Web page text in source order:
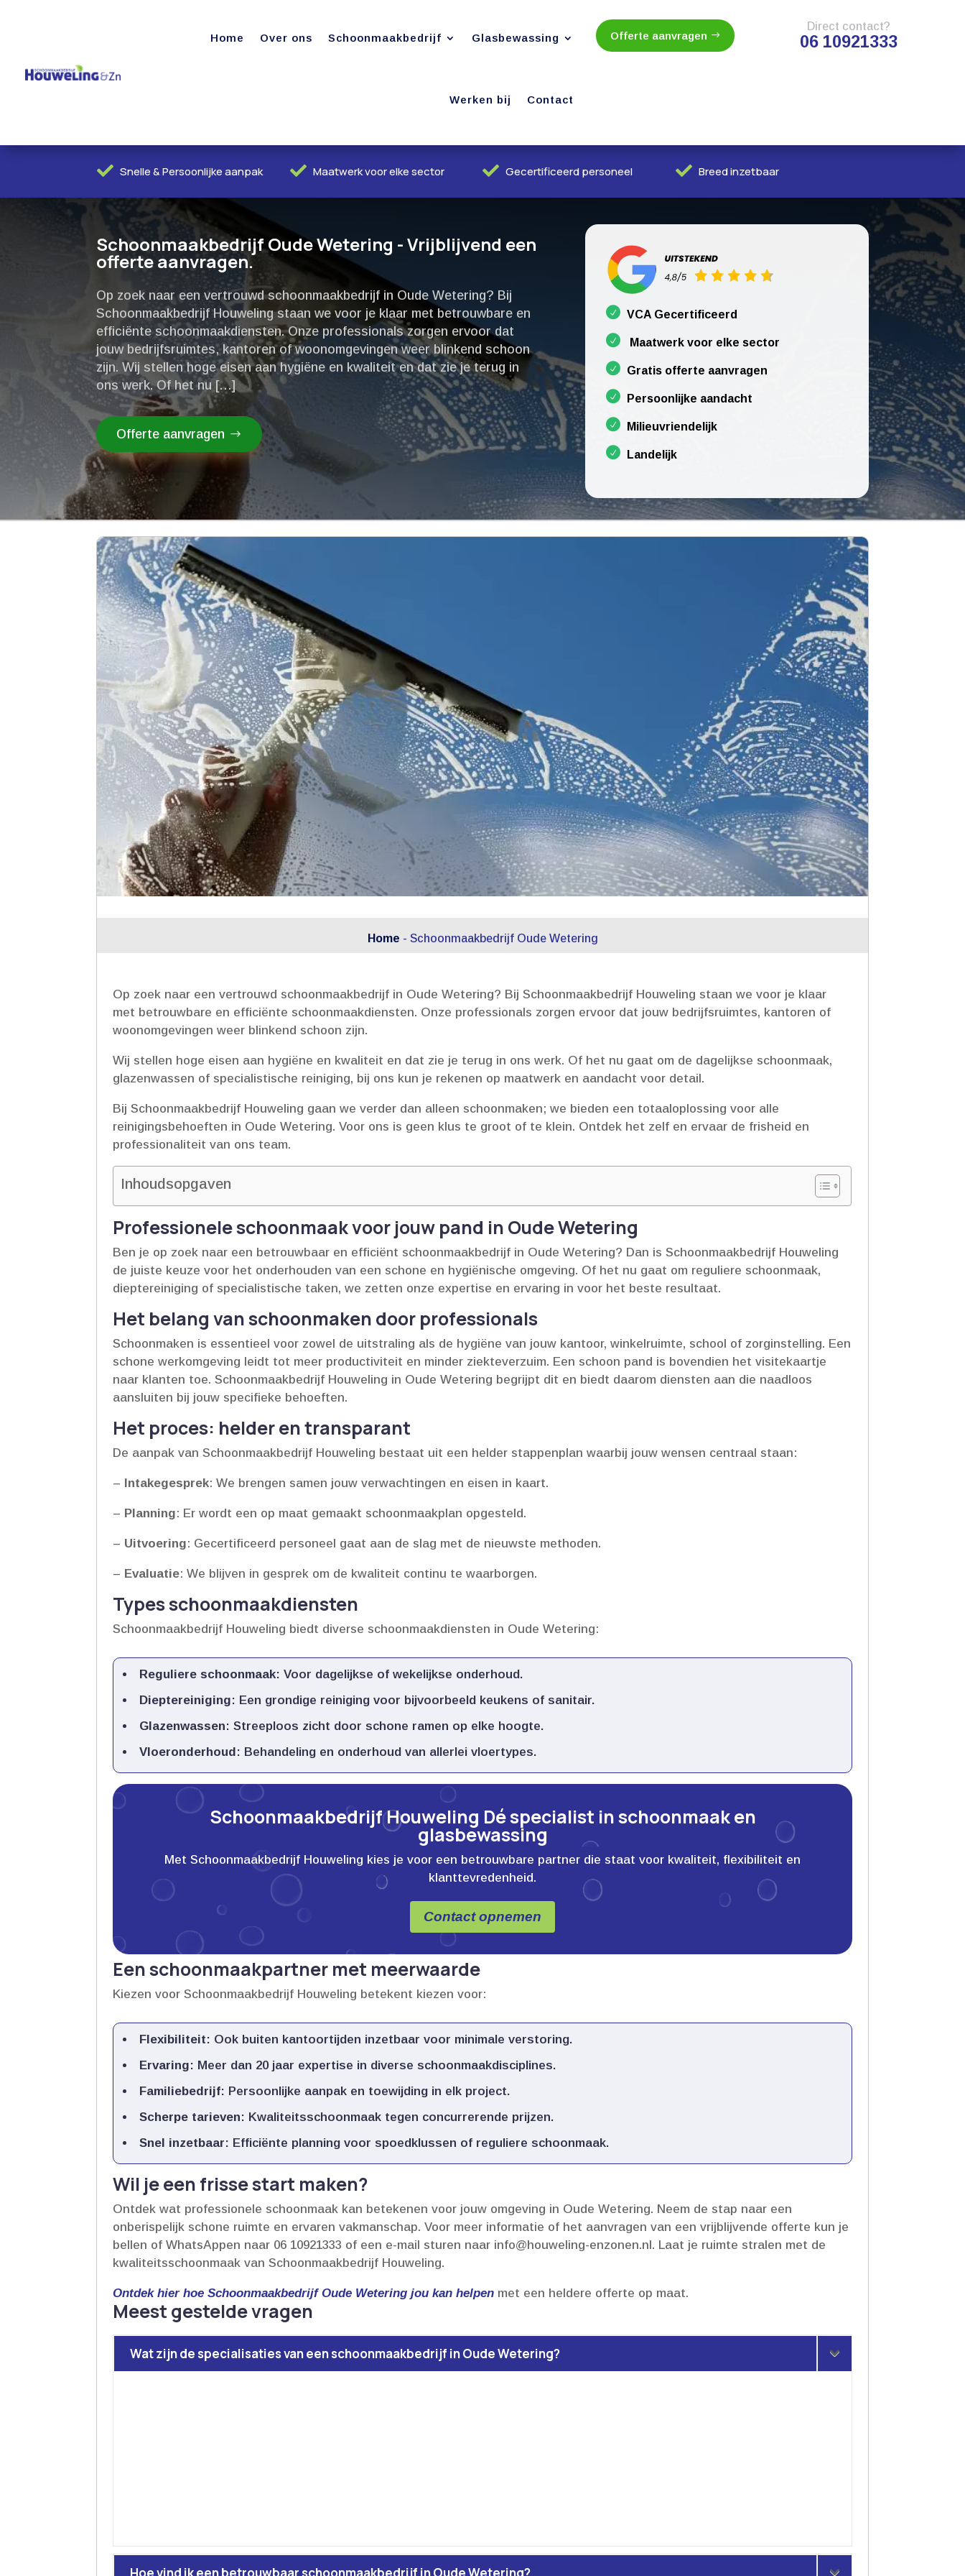
Home Over ons Schoonmaakbedrijf Glasbewassing
Werken bij Contact
Offerte aanvragen
Direct contact?
06 10921333
 Snelle & Persoonlijke aanpak  Maatwerk voor elke sector  Gecertificeerd personeel  Breed inzetbaar
Schoonmaakbedrijf Oude Wetering - Vrijblijvend een
offerte aanvragen.
Op zoek naar een vertrouwd schoonmaakbedrijf in Oude Wetering? Bij
Schoonmaakbedrijf Houweling staan we voor je klaar met betrouwbare en
efficiënte schoonmaakdiensten.​ Onze professionals zorgen ervoor dat
jouw bedrijfsruimtes, kantoren of woonomgevingen weer blinkend schoon
zijn.​ Wij stellen hoge eisen aan hygiëne en kwaliteit en dat zie je terug in
ons werk.​ Of het nu […]
Offerte aanvragen
VCA Gecertificeerd
Maatwerk voor elke sector
Gratis offerte aanvragen
Persoonlijke aandacht
Milieuvriendelijk
Landelijk
Home - Schoonmaakbedrijf Oude Wetering
Op zoek naar een vertrouwd schoonmaakbedrijf in Oude Wetering? Bij Schoonmaakbedrijf Houweling staan we voor je klaar
met betrouwbare en efficiënte schoonmaakdiensten.​ Onze professionals zorgen ervoor dat jouw bedrijfsruimtes, kantoren of
woonomgevingen weer blinkend schoon zijn.​
Wij stellen hoge eisen aan hygiëne en kwaliteit en dat zie je terug in ons werk.​ Of het nu gaat om de dagelijkse schoonmaak,
glazenwassen of specialistische reiniging, bij ons kun je rekenen op maatwerk en aandacht voor detail.​
Bij Schoonmaakbedrijf Houweling gaan we verder dan alleen schoonmaken; we bieden een totaaloplossing voor alle
reinigingsbehoeften in Oude Wetering.​ Voor ons is geen klus te groot of te klein.​ Ontdek het zelf en ervaar de frisheid en
professionaliteit van ons team.​
Inhoudsopgaven
Professionele schoonmaak voor jouw pand in Oude Wetering
Ben je op zoek naar een betrouwbaar en efficiënt schoonmaakbedrijf in Oude Wetering? Dan is Schoonmaakbedrijf Houweling
de juiste keuze voor het onderhouden van een schone en hygiënische omgeving.​ Of het nu gaat om reguliere schoonmaak,
dieptereiniging of specialistische taken, we zetten onze expertise en ervaring in voor het beste resultaat.​
Het belang van schoonmaken door professionals
Schoonmaken is essentieel voor zowel de uitstraling als de hygiëne van jouw kantoor, winkelruimte, school of zorginstelling.​ Een
schone werkomgeving leidt tot meer productiviteit en minder ziekteverzuim.​ Een schoon pand is bovendien het visitekaartje
naar klanten toe.​ Schoonmaakbedrijf Houweling in Oude Wetering begrijpt dit en biedt daarom diensten aan die naadloos
aansluiten bij jouw specifieke behoeften.​
Het proces: helder en transparant
De aanpak van Schoonmaakbedrijf Houweling bestaat uit een helder stappenplan waarbij jouw wensen centraal staan:
– Intakegesprek: We brengen samen jouw verwachtingen en eisen in kaart.​
– Planning: Er wordt een op maat gemaakt schoonmaakplan opgesteld.​
– Uitvoering: Gecertificeerd personeel gaat aan de slag met de nieuwste methoden.​
– Evaluatie: We blijven in gesprek om de kwaliteit continu te waarborgen.​
Types schoonmaakdiensten
Schoonmaakbedrijf Houweling biedt diverse schoonmaakdiensten in Oude Wetering:
Reguliere schoonmaak: Voor dagelijkse of wekelijkse onderhoud.​
Dieptereiniging: Een grondige reiniging voor bijvoorbeeld keukens of sanitair.​
Glazenwassen: Streeploos zicht door schone ramen op elke hoogte.​
Vloeronderhoud : Behandeling en onderhoud van allerlei vloertypes.​
Schoonmaakbedrijf Houweling Dé specialist in schoonmaak en
glasbewassing
Met Schoonmaakbedrijf Houweling kies je voor een betrouwbare partner die staat voor kwaliteit, flexibiliteit en
klanttevredenheid.
Contact opnemen
Een schoonmaakpartner met meerwaarde
Kiezen voor Schoonmaakbedrijf Houweling betekent kiezen voor:
Flexibiliteit: Ook buiten kantoortijden inzetbaar voor minimale verstoring.​
Ervaring: Meer dan 20 jaar expertise in diverse schoonmaakdisciplines.​
Familiebedrijf: Persoonlijke aanpak en toewijding in elk project.​
Scherpe tarieven: Kwaliteitsschoonmaak tegen concurrerende prijzen.​
Snel inzetbaar: Efficiënte planning voor spoedklussen of reguliere schoonmaak.​
Wil je een frisse start maken?
Ontdek wat professionele schoonmaak kan betekenen voor jouw omgeving in Oude Wetering.​ Neem de stap naar een
onberispelijk schone ruimte en ervaren vakmanschap.​ Voor meer informatie of het aanvragen van een vrijblijvende offerte kun je
bellen of WhatsAppen naar 06 10921333 of een e-mail sturen naar info@houweling-enzonen.​nl.​ Laat je ruimte stralen met de
kwaliteitsschoonmaak van Schoonmaakbedrijf Houweling.​
Ontdek hier hoe Schoonmaakbedrijf Oude Wetering jou kan helpen met een heldere offerte op maat.​
Meest gestelde vragen
Wat zijn de specialisaties van een schoonmaakbedrijf in Oude Wetering?
Hoe vind ik een betrouwbaar schoonmaakbedrijf in Oude Wetering?